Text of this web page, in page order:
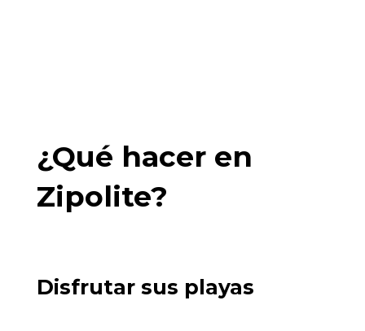
¿Qué hacer en
Zipolite?
Disfrutar sus playas